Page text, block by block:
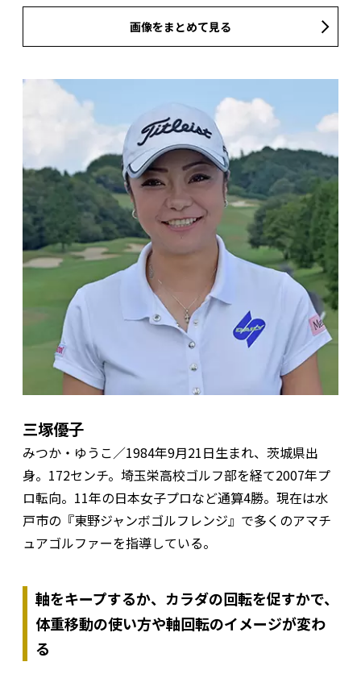
画像をまとめて見る
三塚優子
みつか・ゆうこ／1984年9月21日生まれ、茨城県出
身。172センチ。埼玉栄高校ゴルフ部を経て2007年プ
ロ転向。11年の日本女子プロなど通算4勝。現在は水
戸市の『東野ジャンボゴルフレンジ』で多くのアマチ
ュアゴルファーを指導している。
軸をキープするか、カラダの回転を促すかで、
体重移動の使い方や軸回転のイメージが変わ
る